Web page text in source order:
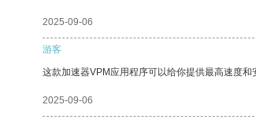
2025-09-06
游客
这款加速器VPM应用程序可以给你提供最高速度和
2025-09-06